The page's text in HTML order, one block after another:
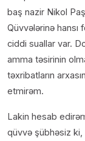
baş nazir Nikol
Qüvvələrinə
ciddi suallar var.
amma təsirinin
təxribatların
etmirəm.
Lakin hesab
qüvvə şübhəsiz ki,